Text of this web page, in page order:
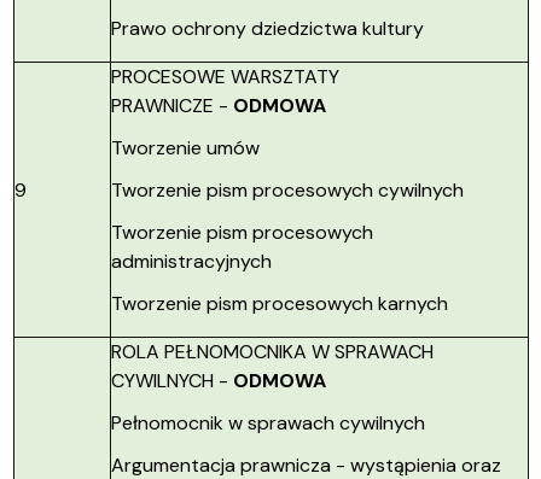
Prawo ochrony dziedzictwa kultury
9
PROCESOWE WARSZTATY
PRAWNICZE - ODMOWA
Tworzenie umów
Tworzenie pism procesowych cywilnych
Tworzenie pism procesowych
administracyjnych
Tworzenie pism procesowych karnych
ROLA PEŁNOMOCNIKA W SPRAWACH
CYWILNYCH - ODMOWA
Pełnomocnik w sprawach cywilnych
Argumentacja prawnicza - wystąpienia oraz